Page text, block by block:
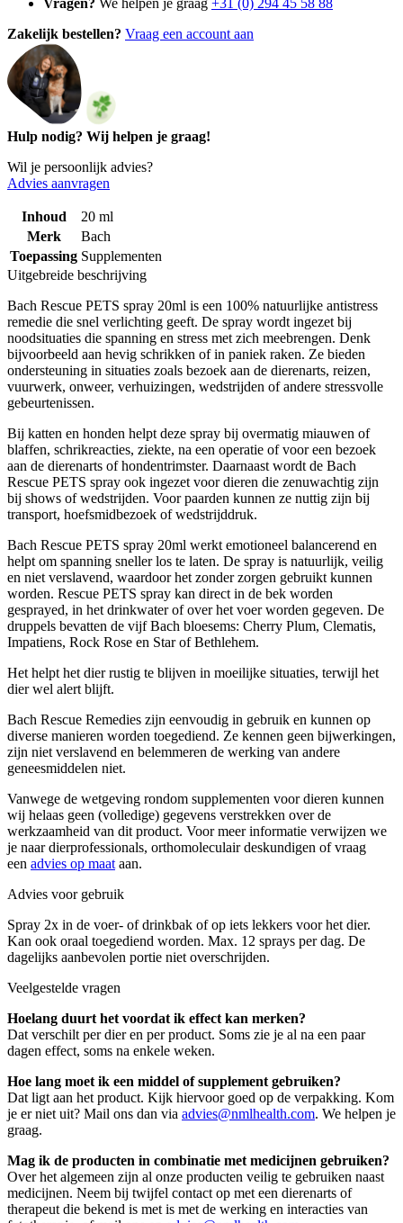
Zakelijk bestellen? Vraag een account aan
Hulp nodig? Wij helpen je graag!
Wil je persoonlijk advies?
Advies aanvragen
Inhoud
20 ml
Merk
Bach
Toepassing Supplementen
Uitgebreide beschrijving
Bach Rescue PETS spray 20ml is een 100% natuurlijke antistress
remedie die snel verlichting geeft. De spray wordt ingezet bij
noodsituaties die spanning en stress met zich meebrengen. Denk
bijvoorbeeld aan hevig schrikken of in paniek raken. Ze bieden
ondersteuning in situaties zoals bezoek aan de dierenarts, reizen,
vuurwerk, onweer, verhuizingen, wedstrijden of andere stressvolle
gebeurtenissen.
Bij katten en honden helpt deze spray bij overmatig miauwen of
blaffen, schrikreacties, ziekte, na een operatie of voor een bezoek
aan de dierenarts of hondentrimster. Daarnaast wordt de Bach
Rescue PETS spray ook ingezet voor dieren die zenuwachtig zijn
bij shows of wedstrijden. Voor paarden kunnen ze nuttig zijn bij
transport, hoefsmidbezoek of wedstrijddruk.
Bach Rescue PETS spray 20ml werkt emotioneel balancerend en
helpt om spanning sneller los te laten. De spray is natuurlijk, veilig
en niet verslavend, waardoor het zonder zorgen gebruikt kunnen
worden. Rescue PETS spray kan direct in de bek worden
gesprayed, in het drinkwater of over het voer worden gegeven. De
druppels bevatten de vijf Bach bloesems: Cherry Plum, Clematis,
Impatiens, Rock Rose en Star of Bethlehem.
Het helpt het dier rustig te blijven in moeilijke situaties, terwijl het
dier wel alert blijft.
Bach Rescue Remedies zijn eenvoudig in gebruik en kunnen op
diverse manieren worden toegediend. Ze kennen geen bijwerkingen,
zijn niet verslavend en belemmeren de werking van andere
geneesmiddelen niet.
Vanwege de wetgeving rondom supplementen voor dieren kunnen
wij helaas geen (volledige) gegevens verstrekken over de
werkzaamheid van dit product. Voor meer informatie verwijzen we
je naar dierprofessionals, orthomoleculair deskundigen of vraag
een advies op maat aan.
Advies voor gebruik
Spray 2x in de voer- of drinkbak of op iets lekkers voor het dier.
Kan ook oraal toegediend worden. Max. 12 sprays per dag. De
dagelijks aanbevolen portie niet overschrijden.
Veelgestelde vragen
Hoelang duurt het voordat ik effect kan merken?
Dat verschilt per dier en per product. Soms zie je al na een paar
dagen effect, soms na enkele weken.
Hoe lang moet ik een middel of supplement gebruiken?
Dat ligt aan het product. Kijk hiervoor goed op de verpakking. Kom
je er niet uit? Mail ons dan via advies@nmlhealth.com. We helpen je
graag.
Mag ik de producten in combinatie met medicijnen gebruiken?
Over het algemeen zijn al onze producten veilig te gebruiken naast
medicijnen. Neem bij twijfel contact op met een dierenarts of
therapeut die bekend is met is met de werking en interacties van